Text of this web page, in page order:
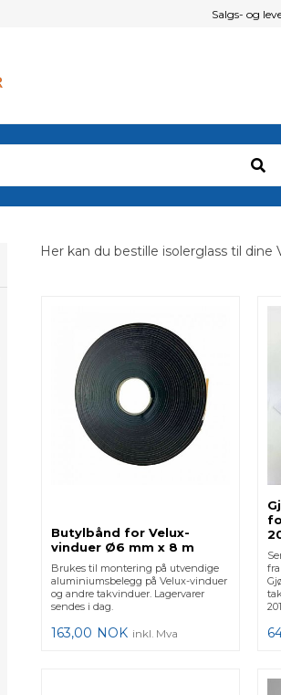
Salgs- og
Her kan du bestille isolerglass til dine
Butylbånd for Velux-
vinduer Ø6 mm x 8 m
Brukes til montering på utvendige
aluminiumsbelegg på Velux-vinduer
og andre takvinduer. Lagervarer
sendes i dag.
163,00 NOK inkl. Mva